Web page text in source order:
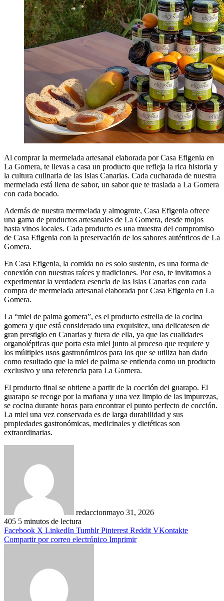
Al comprar la mermelada artesanal elaborada por Casa Efigenia en
La Gomera, te llevas a casa un producto que refleja la rica historia y
la cultura culinaria de las Islas Canarias. Cada cucharada de nuestra
mermelada está llena de sabor, un sabor que te traslada a La Gomera
con cada bocado.
Además de nuestra mermelada y almogrote, Casa Efigenia ofrece
una gama de productos artesanales de La Gomera, desde mojos
hasta vinos locales. Cada producto es una muestra del compromiso
de Casa Efigenia con la preservación de los sabores auténticos de La
Gomera.
En Casa Efigenia, la comida no es solo sustento, es una forma de
conexión con nuestras raíces y tradiciones. Por eso, te invitamos a
experimentar la verdadera esencia de las Islas Canarias con cada
compra de mermelada artesanal elaborada por Casa Efigenia en La
Gomera.
La “miel de palma gomera”, es el producto estrella de la cocina
gomera y que está considerado una exquisitez, una delicatesen de
gran prestigio en Canarias y fuera de ella, ya que las cualidades
organolépticas que porta esta miel junto al proceso que requiere y
los múltiples usos gastronómicos para los que se utiliza han dado
como resultado que la miel de palma se entienda como un producto
exclusivo y una referencia para La Gomera.
El producto final se obtiene a partir de la cocción del guarapo. El
guarapo se recoge por la mañana y una vez limpio de las impurezas,
se cocina durante horas para encontrar el punto perfecto de cocción.
La miel una vez conservada es de larga durabilidad y sus
propiedades gastronómicas, medicinales y dietéticas son
extraordinarias.
redaccionmayo 31, 2026
405 5 minutos de lectura
Facebook X LinkedIn Tumblr Pinterest Reddit VKontakte
Compartir por correo electrónico Imprimir